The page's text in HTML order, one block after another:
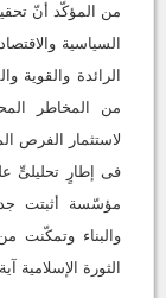
من المؤکّد أنّ
السیاسیة
الرائدة والقویة
من المخاطر
لاستثمار الفرص
فی إطارٍ تحلیلیٍّ
مؤسّسة أثبتت
والبناء وتمکّنت
الثورة الإسلامیة